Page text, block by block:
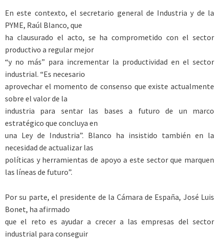
En este contexto, el secretario general de Industria y de la
PYME, Raúl Blanco, que
ha clausurado el acto, se ha comprometido con el sector
productivo a regular mejor
“y no más” para incrementar la productividad en el sector
industrial. “Es necesario
aprovechar el momento de consenso que existe actualmente
sobre el valor de la
industria para sentar las bases a futuro de un marco
estratégico que concluya en
una Ley de Industria”. Blanco ha insistido también en la
necesidad de actualizar las
políticas y herramientas de apoyo a este sector que marquen
las líneas de futuro”.
Por su parte, el presidente de la Cámara de España, José Luis
Bonet, ha afirmado
que el reto es ayudar a crecer a las empresas del sector
industrial para conseguir